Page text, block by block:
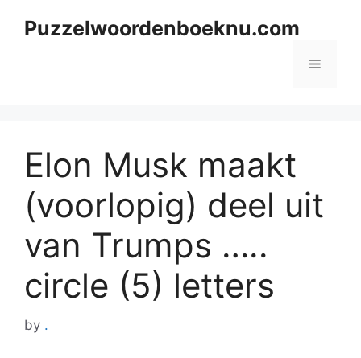
Puzzelwoordenboeknu.com
Menu
Elon Musk maakt
(voorlopig) deel uit
van Trumps …..
circle (5) letters
by .